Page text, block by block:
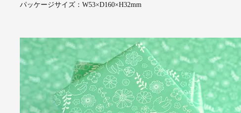
パッケージサイズ：W53×D160×H32mm